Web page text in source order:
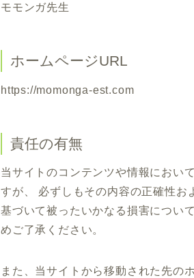
モモンガ先生
ホームページURL
https://momonga-est.com
責任の有無
当サイトのコンテンツや情報におい
すが、 必ずしもその内容の正確性お
基づいて被ったいかなる損害につい
めご了承ください。
また、当サイトから移動された先の